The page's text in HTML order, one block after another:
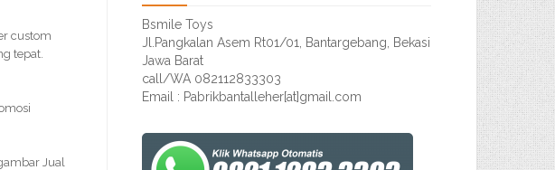
custom
tepat.
Jual
Bsmile Toys
Jl.Pangkalan Asem Rt01/01, Bantargebang, Bekasi
Jawa Barat
call/WA 082112833303
Email : Pabrikbantalleher[at]gmail.com